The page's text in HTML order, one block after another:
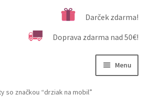
Darček zdarma!
Doprava zdarma nad 50€!
Menu
so značkou “drziak na mobil”